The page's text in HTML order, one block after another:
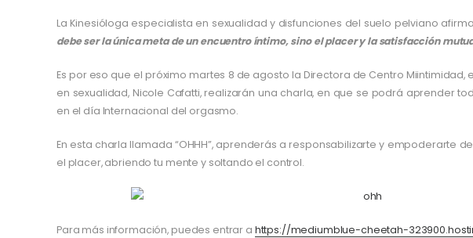
La Kinesióloga especialista en sexualidad y disfunciones del suelo pelviano
debe ser la única meta de un encuentro íntimo, sino el placer y la satisfacción
Es por eso que el próximo martes 8 de agosto la Directora de Centro
en sexualidad, Nicole Cafatti, realizarán una charla, en que se podrá aprender
en el día Internacional del orgasmo.
En esta charla llamada “OHHH”, aprenderás a responsabilizarte y empoderarte
el placer, abriendo tu mente y soltando el control.
Para más información, puedes entrar a https://mediumblue-cheetah-